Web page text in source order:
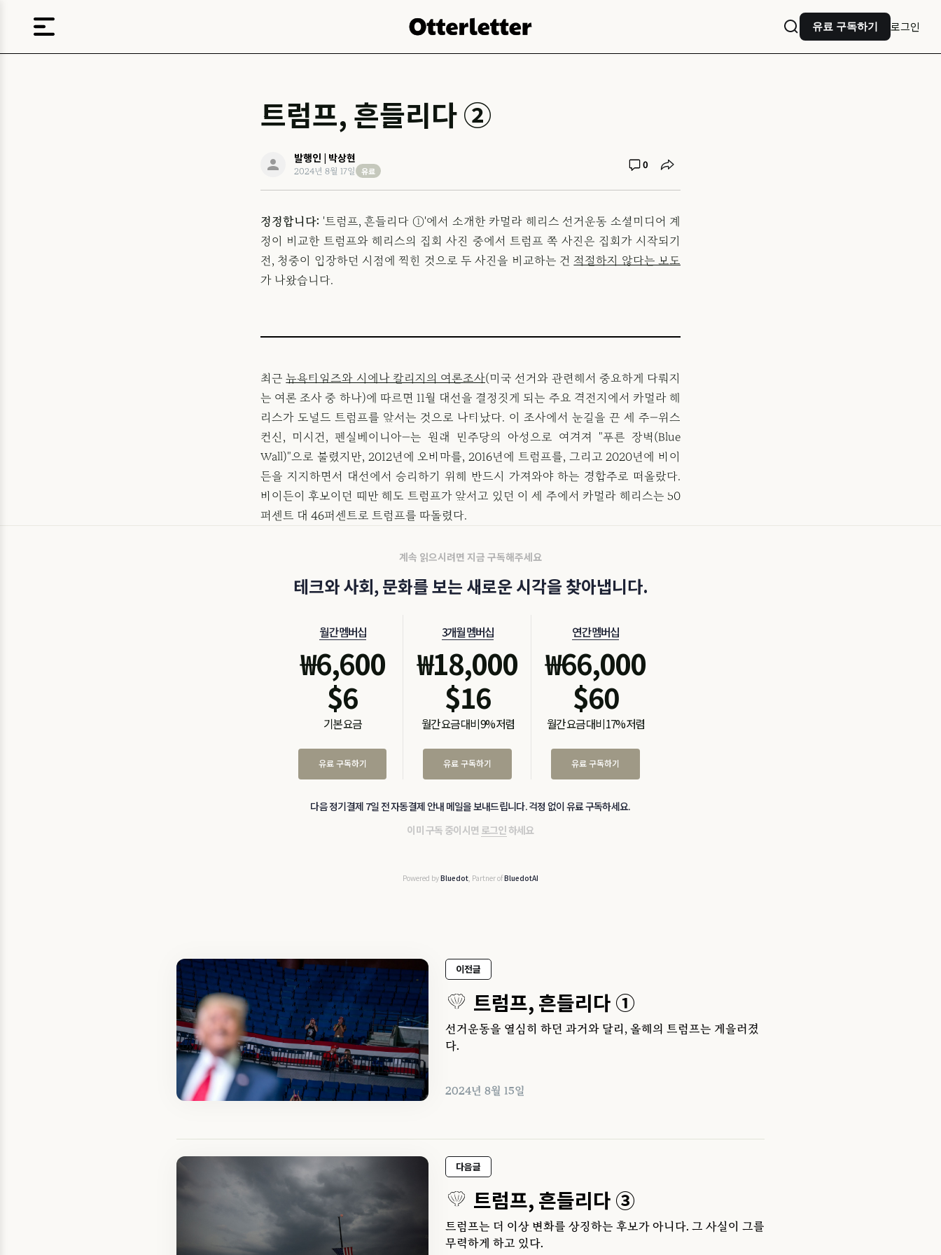
유료 구독하기 로그인
트럼프, 흔들리다 ②
발행인 | 박상현
2024년 8월 17일 유료 0
정정합니다: '트럼프, 흔들리다 ①'에서 소개한 카멀라 해리스 선거운동 소셜미디어 계
정이 비교한 트럼프와 해리스의 집회 사진 중에서 트럼프 쪽 사진은 집회가 시작되기
전, 청중이 입장하던 시점에 찍힌 것으로 두 사진을 비교하는 건 적절하지 않다는 보도
가 나왔습니다.
최근뉴욕타임즈와 시에나 칼리지의 여론조사(미국 선거와 관련해서 중요하게 다뤄지
는 여론 조사 중 하나)에 따르면 11월 대선을 결정짓게 되는 주요 격전지에서 카멀라 해
리스가 도널드 트럼프를 앞서는 것으로 나타났다. 이 조사에서 눈길을 끈 세 주—위스
컨신, 미시건, 펜실베이니아—는 원래 민주당의 아성으로 여겨져 "푸른 장벽(Blue
Wall)"으로 불렸지만, 2012년에 오바마를, 2016년에 트럼프를, 그리고 2020년에 바이
든을 지지하면서 대선에서 승리하기 위해 반드시 가져와야 하는 경합주로 떠올랐다.
바이든이 후보이던 때만 해도 트럼프가 앞서고 있던 이 세 주에서 카멀라 해리스는 50
퍼센트 대 46퍼센트로 트럼프를 따돌렸다.
계속 읽으시려면 지금 구독해주세요
테크와 사회, 문화를 보는 새로운 시각을 찾아냅니다.
월간 멤버십
₩6,600
$6
기본 요금
유료 구독하기
3개월 멤버십
₩18,000
$16
월간 요금 대비 9% 저렴
유료 구독하기
연간 멤버십
₩66,000
$60
월간 요금 대비 17% 저렴
유료 구독하기
다음 정기결제 7일 전 자동결제 안내 메일을 보내드립니다. 걱정 없이 유료 구독하세요.
이미 구독 중이시면 로그인 하세요
Powered byBluedot, Partner ofBluedotAI
이전글
트럼프, 흔들리다 ①
선거운동을 열심히 하던 과거와 달리, 올해의 트럼프는 게을러졌
다.
2024년 8월 15일
다음글
트럼프, 흔들리다 ③
트럼프는 더 이상 변화를 상징하는 후보가 아니다. 그 사실이 그를
무력하게 하고 있다.